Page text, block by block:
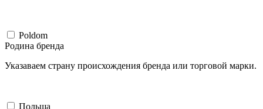
Poldom
Родина бренда
Указаваем страну происхождения бренда или торговой марки.
Польша